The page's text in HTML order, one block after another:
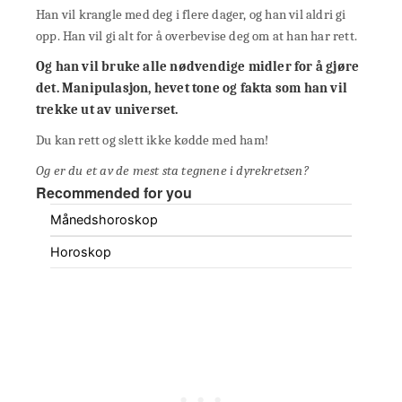
Han vil krangle med deg i flere dager, og han vil aldri gi
opp. Han vil gi alt for å overbevise deg om at han har rett.
Og han vil bruke alle nødvendige midler for å gjøre
det. Manipulasjon, hevet tone og fakta som han vil
trekke ut av universet.
Du kan rett og slett ikke kødde med ham!
Og er du et av de mest sta tegnene i dyrekretsen?
Recommended for you
Månedshoroskop
Horoskop